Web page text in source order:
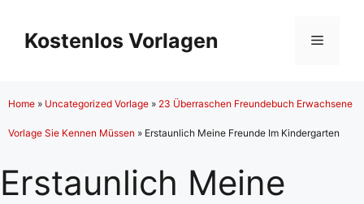
Inhalt
springen
Kostenlos Vorlagen Menü
Home » Uncategorized Vorlage » 23 Überraschen Freundebuch Erwachsene
Vorlage Sie Kennen Müssen » Erstaunlich Meine Freunde Im Kindergarten
Erstaunlich Meine